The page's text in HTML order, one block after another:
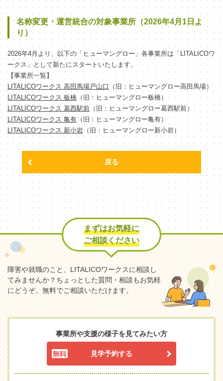
名称変更・運営統合の対象事業所（2026年4月1日よ
り）
2026年4月より、以下の「ヒューマングロー」各事業所は「LITALICOワ
ークス」として新たにスタートいたします。
【事業所一覧】
LITALICOワークス 高田馬場戸山口 （旧：ヒューマングロー高田馬場）
LITALICOワークス 板橋（旧：ヒューマングロー板橋）
LITALICOワークス 葛西駅前 （旧：ヒューマングロー葛西駅前）
LITALICOワークス 亀有（旧：ヒューマングロー亀有）
LITALICOワークス 新小岩（旧：ヒューマングロー新小岩）
戻る
まずはお気軽に
ご相談ください
障害や就職のこと、LITALICOワークスに相談し
てみませんか？ちょっとした質問・相談もお気軽
にどうぞ。無料でご相談いただけます。
事業所や支援の様子を見てみたい方
見学予約する